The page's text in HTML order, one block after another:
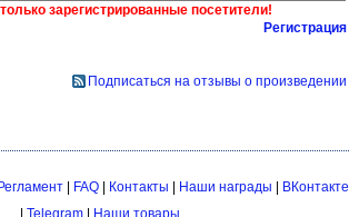
зарегистрированные посетители!
Регистрация
Подписаться на отзывы о произведении
Регламент| FAQ| Контакты Наши награды
ВКонтакте
Telegram Наши товары